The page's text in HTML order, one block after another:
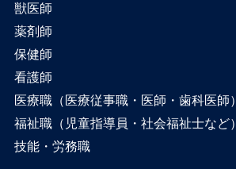
獣医師
薬剤師
保健師
看護師
医療職（医療従事職・医師・歯科医師）
福祉職（児童指導員・社会福祉士など）
技能・労務職